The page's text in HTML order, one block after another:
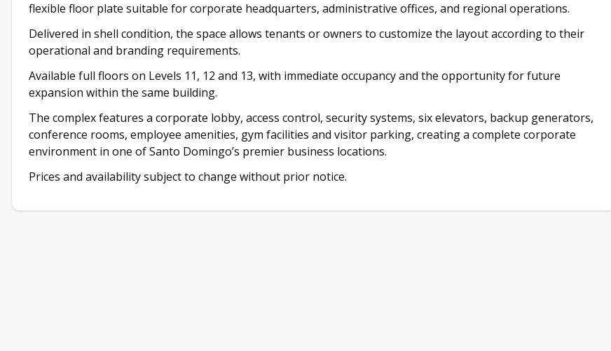
flexible floor plate suitable for corporate headquarters, administrative offices, and regional operations.
Delivered in shell condition, the space allows tenants or owners to customize the layout according to their
operational and branding requirements.
Available full floors on Levels 11, 12 and 13, with immediate occupancy and the opportunity for future
expansion within the same building.
The complex features a corporate lobby, access control, security systems, six elevators, backup generators,
conference rooms, employee amenities, gym facilities and visitor parking, creating a complete corporate
environment in one of Santo Domingo’s premier business locations.
Prices and availability subject to change without prior notice.